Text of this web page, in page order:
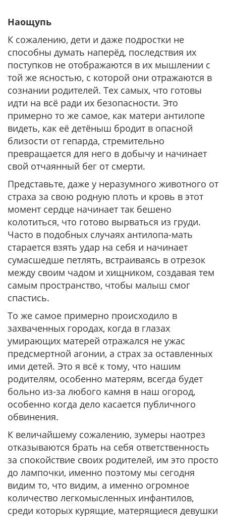
Наощупь
К сожалению, дети и даже подростки не
способны думать наперёд, последствия их
поступков не отображаются в их мышлении с
той же ясностью, с которой они отражаются в
сознании родителей. Тех самых, что готовы
идти на всё ради их безопасности. Это
примерно то же самое, как матери антилопе
видеть, как её детёныш бродит в опасной
близости от гепарда, стремительно
превращается для него в добычу и начинает
свой отчаянный бег от смерти.
Представьте, даже у неразумного животного от
страха за свою родную плоть и кровь в этот
момент сердце начинает так бешено
колотиться, что готово вырваться из груди.
Часто в подобных случаях антилопа-мать
старается взять удар на себя и начинает
сумасшедше петлять, встраиваясь в отрезок
между своим чадом и хищником, создавая тем
самым пространство, чтобы малыш смог
спастись.
То же самое примерно происходило в
захваченных городах, когда в глазах
умирающих матерей отражался не ужас
предсмертной агонии, а страх за оставленных
ими детей. Это я всё к тому, что нашим
родителям, особенно матерям, всегда будет
больно из-за любого камня в наш огород,
особенно когда дело касается публичного
обвинения.
К величайшему сожалению, зумеры наотрез
отказываются брать на себя ответственность
за спокойствие своих родителей, им это просто
до лампочки, именно поэтому мы сегодня
видим то, что видим, а именно огромное
количество легкомысленных инфантилов,
среди которых курящие, матерящиеся девушки